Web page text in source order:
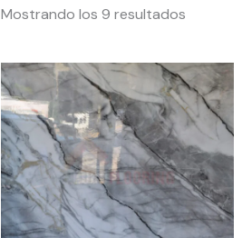
Mostrando los 9 resultados